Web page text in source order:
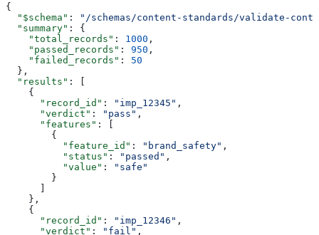
{
  "$schema"
:
"/schemas/content-standards/validate-
  "summary"
: {
    "total_records"
: 1000 ,
    "passed_records"
: 950 ,
    "failed_records"
: 50
  },
  "results"
: [
    {
      "record_id"
: "imp_12345" ,
      "verdict"
: "pass" ,
      "features"
: [
        {
          "feature_id"
: "brand_safety" ,
          "status"
: "passed" ,
          "value"
:
"safe"
        }
    },
    {
      "record_id"
: "imp_12346" ,
      "verdict"
: "fail" ,